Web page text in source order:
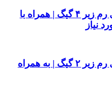
۱۰ بازی پیشنهادی برای رم زیر ۴ گیگ | همراه با
نیاز
۱۰ بازی پیشنهادی برای رم زیر ۲ گیگ | به همراه